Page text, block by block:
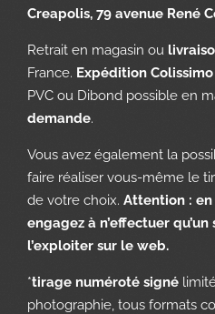
Creapolis, 79 avenue René
Retrait en magasin ou
France. Expédition Colissimo
PVC ou Dibond possible en
demande.
Vous avez également la
faire réaliser vous-même le
de votre choix. Attention : en
engagez à n’effectuer
l’exploiter sur le web.
*tirage numéroté signé
photographie, tous formats